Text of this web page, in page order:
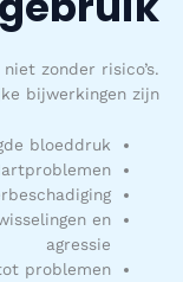
zonder risico’s.
bijwerkingen zijn:
bloeddruk
en
agressie
problemen